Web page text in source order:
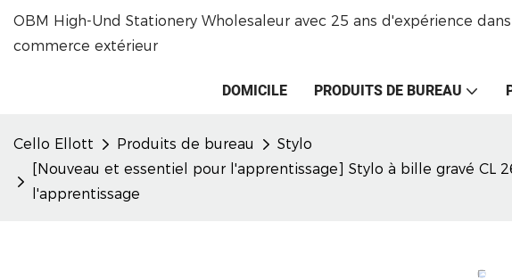
OBM High-Und Stationery Wholesaleur avec 25 ans d'expérience
commerce extérieur
DOMICILE PRODUITS DE BUREAU
Cello Ellott Produits de bureau
Stylo
[Nouveau et essentiel pour l'apprentissage] Stylo à bille gravé
l'apprentissage